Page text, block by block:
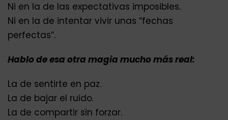
Ni en la de las expectativas imposibles.
Ni en la de intentar vivir unas “fechas
perfectas”.
Hablo de esa otra magia mucho más real:
La de sentirte en paz.
La de bajar el ruido.
La de compartir sin forzar.